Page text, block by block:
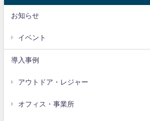
お知らせ
イベント
導入事例
アウトドア・レジャー
オフィス・事業所